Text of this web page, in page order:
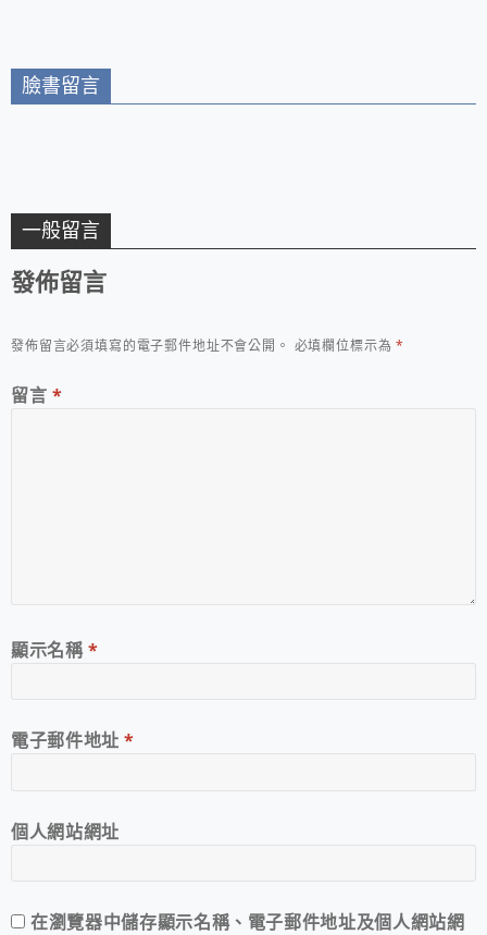
臉書留言
一般留言
發佈留言
發佈留言必須填寫的電子郵件地址不會公開。 必填欄位標示為*
留言 *
顯示名稱*
電子郵件地址*
個人網站網址
在瀏覽器中儲存顯示名稱、電子郵件地址及個人網站網